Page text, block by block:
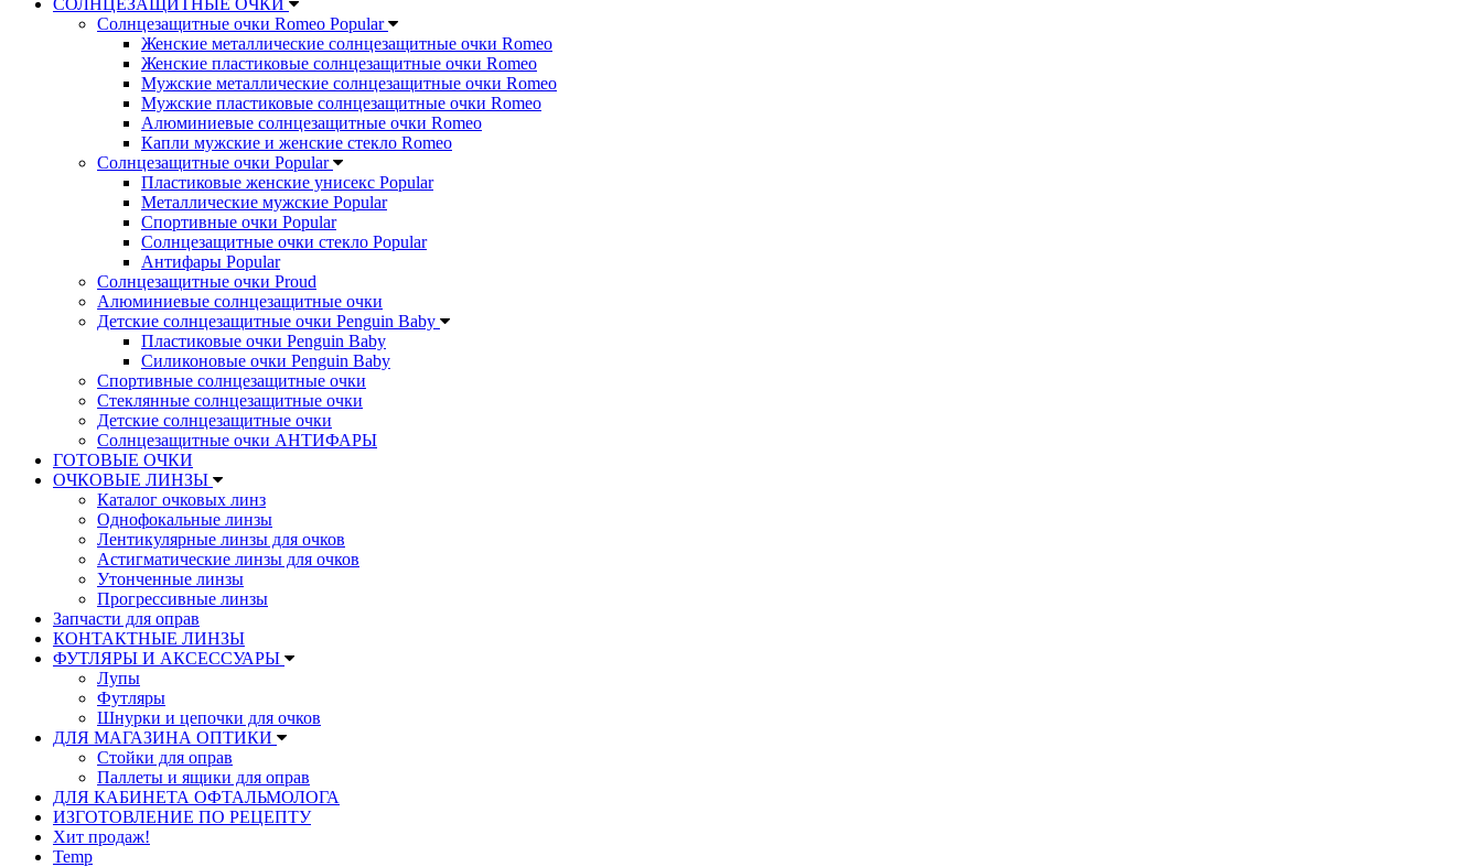
СОЛНЦЕЗАЩИТНЫЕ ОЧКИ
Солнцезащитные очки Romeo Popular
Женские металлические солнцезащитные очки Romeo
Женские пластиковые солнцезащитные очки Romeo
Мужские металлические солнцезащитные очки Romeo
Мужские пластиковые солнцезащитные очки Romeo
Алюминиевые солнцезащитные очки Romeo
Капли мужские и женские стекло Romeo
Солнцезащитные очки Popular
Пластиковые женские унисекс Popular
Металлические мужские Popular
Спортивные очки Popular
Солнцезащитные очки стекло Popular
Aнтифары Popular
Солнцезащитные очки Proud
Алюминиевые солнцезащитные очки
Детские солнцезащитные очки Penguin Baby
Пластиковые очки Penguin Baby
Силиконовые очки Penguin Baby
Спортивные солнцезащитные очки
Стеклянные солнцезащитные очки
Детские солнцезащитные очки
Солнцезащитные очки АНТИФАРЫ
ГОТОВЫЕ ОЧКИ
ОЧКОВЫЕ ЛИНЗЫ
Каталог очковых линз
Однофокальные линзы
Лентикулярные линзы для очков
Астигматические линзы для очков
Утонченные линзы
Прогрессивные линзы
Запчасти для оправ
КОНТАКТНЫЕ ЛИНЗЫ
ФУТЛЯРЫ И АКСЕССУАРЫ
Лупы
Футляры
Шнурки и цепочки для очков
ДЛЯ МАГАЗИНА ОПТИКИ
Стойки для оправ
Паллеты и ящики для оправ
ДЛЯ КАБИНЕТА ОФТАЛЬМОЛОГА
ИЗГОТОВЛЕНИЕ ПО РЕЦЕПТУ
Хит продаж!
Temp